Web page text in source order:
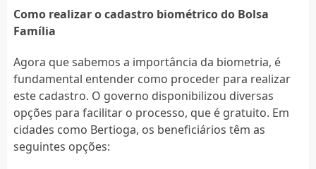
Como realizar o cadastro biométrico do Bolsa
Família
Agora que sabemos a importância da biometria, é
fundamental entender como proceder para realizar
este cadastro. O governo disponibilizou diversas
opções para facilitar o processo, que é gratuito. Em
cidades como Bertioga, os beneficiários têm as
seguintes opções: